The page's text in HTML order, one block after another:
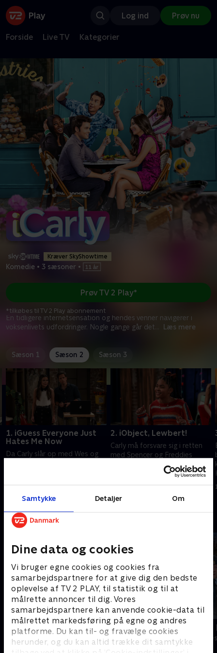
Samtykke Detaljer Om
Dine data og cookies
Vi bruger egne cookies og cookies fra
samarbejdspartnere for at give dig den bedste
oplevelse af TV 2 PLAY, til statistik og til at
målrette annoncer til dig. Vores
samarbejdspartnere kan anvende cookie-data til
målrettet markedsføring på egne og andres
platforme. Du kan til- og fravælge cookies
herunder, og du kan altid trække dit samtykke
Log ind Prøv nu
Forside Live TV Kategorier
Kræver SkyShowtime
Komedie • 3 sæsoner •
En tidligere internetsensation og hendes venner navigerer i
voksenlivets udfordringer. Nogle gange går det... Læs mere
Prøv TV 2 Play*
*tilkøbes til TV 2 Play abonnement
Sæson 1 Sæson 2 Sæson 3
1. iGuess Everyone Just
Hates Me Now
Da Carly slår op med Wes og
9. april 2022 • 22 min
2. iObject, Lewbert!
Carly må forsvare sig i retten
med Spencer og Freddies
hjælp, da Lewbert vender
tilbage for at søge erstatning
9. april 2022 • 23 min
Andre så også
Robssons (dansk tale)
Komedie • 1 sæsoner
LasseMajas
Komedie • 1